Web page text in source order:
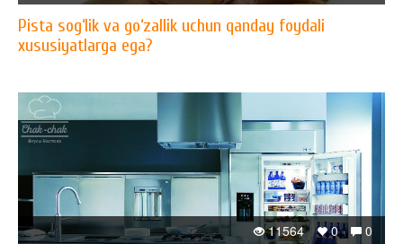
Pista sog‘lik va go‘zallik uchun qanday foydali
xususiyatlarga ega?
0
0
11564